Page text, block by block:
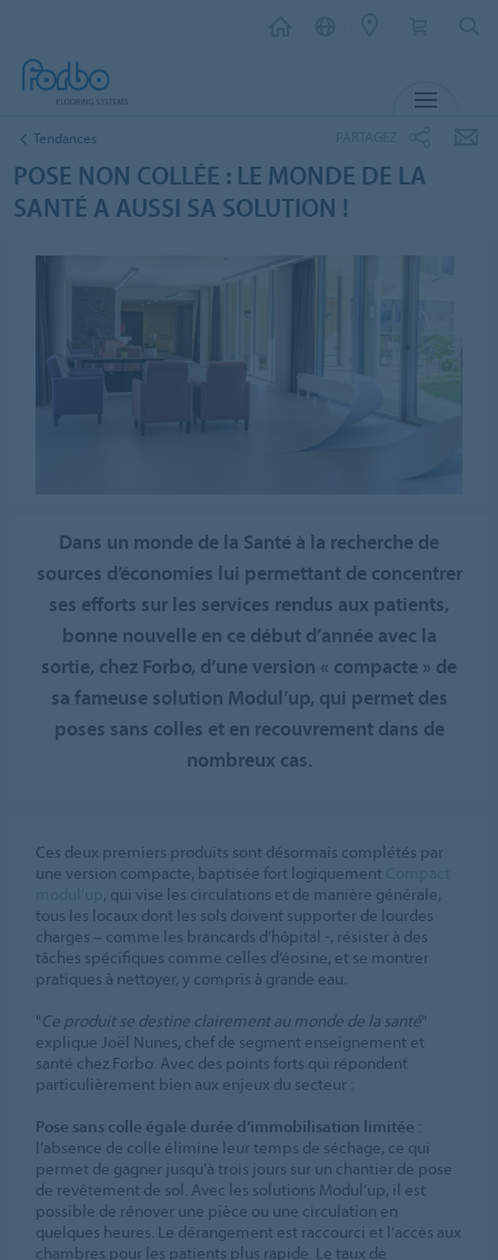
Tendances
POSE NON COLLÉE : LE MONDE DE LA
SANTÉ A AUSSI SA SOLUTION !
Dans un monde de la Santé à la recherche de
sources d’économies lui permettant de concentrer
ses efforts sur les services rendus aux patients,
bonne nouvelle en ce début d’année avec la
sortie, chez Forbo, d’une version « compacte » de
sa fameuse solution Modul’up, qui permet des
poses sans colles et en recouvrement dans de
nombreux cas.
Ces deux premiers produits sont désormais complétés par
une version compacte, baptisée fort logiquement
, qui vise les circulations et de manière générale,
tous les locaux dont les sols doivent supporter de lourdes
charges – comme les brancards d’hôpital -, résister à des
tâches spécifiques comme celles d’éosine, et se montrer
pratiques à nettoyer, y compris à grande eau.
"Ce produit se destine clairement au monde de la santé"
explique Joël Nunes, chef de segment enseignement et
santé chez Forbo. Avec des points forts qui répondent
particulièrement bien aux enjeux du secteur :
Pose sans colle égale durée d’immobilisation limitée :
l’absence de colle élimine leur temps de séchage, ce qui
permet de gagner jusqu’à trois jours sur un chantier de pose
de revêtement de sol. Avec les solutions Modul’up, il est
possible de rénover une pièce ou une circulation en
quelques heures. Le dérangement est raccourci et l’accès aux
chambres pour les patients plus rapide. Le taux de